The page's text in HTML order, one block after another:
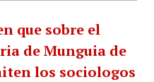
que sobre el
de Munguia de
los sociologos